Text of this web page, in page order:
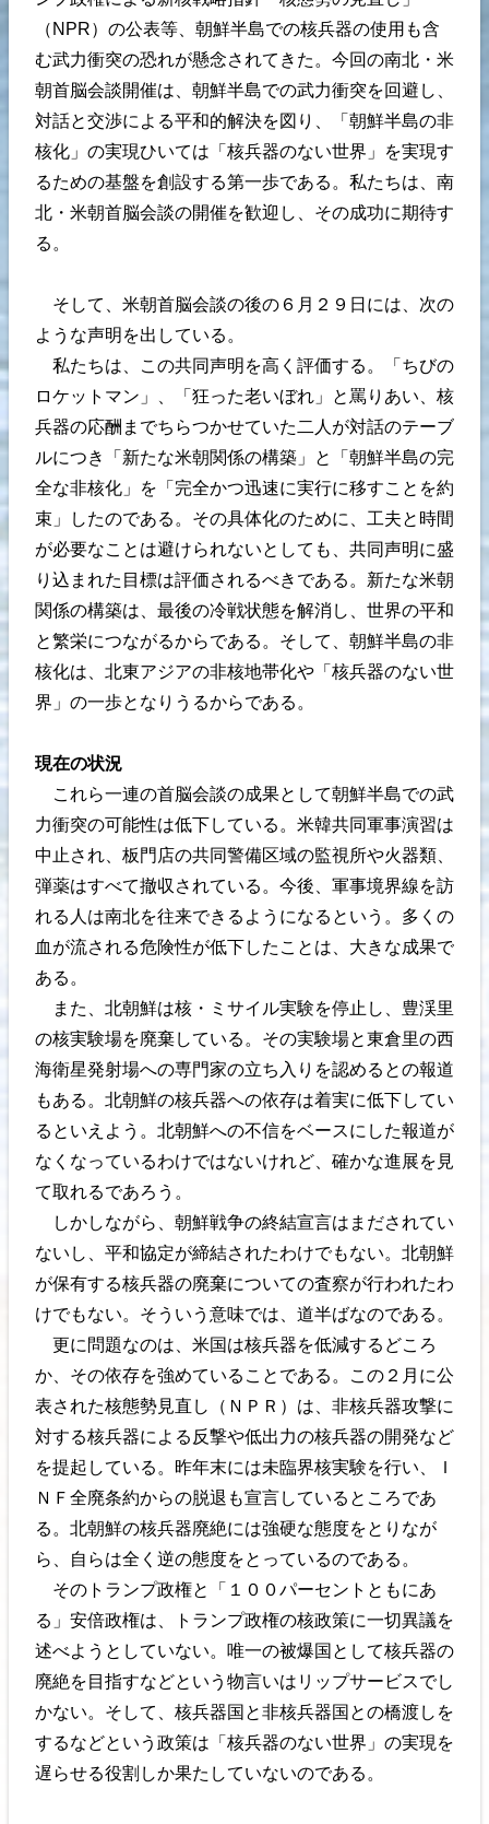
（NPR）の公表等、朝鮮半島での核兵器の使用も含
む武力衝突の恐れが懸念されてきた。今回の南北・米
朝首脳会談開催は、朝鮮半島での武力衝突を回避し、
対話と交渉による平和的解決を図り、「朝鮮半島の非
核化」の実現ひいては「核兵器のない世界」を実現す
るための基盤を創設する第一歩である。私たちは、南
北・米朝首脳会談の開催を歓迎し、その成功に期待す
る。
そして、米朝首脳会談の後の６月２９日には、次の
ような声明を出している。
私たちは、この共同声明を高く評価する。「ちびの
ロケットマン」、「狂った老いぼれ」と罵りあい、核
兵器の応酬までちらつかせていた二人が対話のテーブ
ルにつき「新たな米朝関係の構築」と「朝鮮半島の完
全な非核化」を「完全かつ迅速に実行に移すことを約
束」したのである。その具体化のために、工夫と時間
が必要なことは避けられないとしても、共同声明に盛
り込まれた目標は評価されるべきである。新たな米朝
関係の構築は、最後の冷戦状態を解消し、世界の平和
と繁栄につながるからである。そして、朝鮮半島の非
核化は、北東アジアの非核地帯化や「核兵器のない世
界」の一歩となりうるからである。
現在の状況
これら一連の首脳会談の成果として朝鮮半島での武
力衝突の可能性は低下している。米韓共同軍事演習は
中止され、板門店の共同警備区域の監視所や火器類、
弾薬はすべて撤収されている。今後、軍事境界線を訪
れる人は南北を往来できるようになるという。多くの
血が流される危険性が低下したことは、大きな成果で
ある。
また、北朝鮮は核・ミサイル実験を停止し、豊渓里
の核実験場を廃棄している。その実験場と東倉里の西
海衛星発射場への専門家の立ち入りを認めるとの報道
もある。北朝鮮の核兵器への依存は着実に低下してい
るといえよう。北朝鮮への不信をベースにした報道が
なくなっているわけではないけれど、確かな進展を見
て取れるであろう。
しかしながら、朝鮮戦争の終結宣言はまだされてい
ないし、平和協定が締結されたわけでもない。北朝鮮
が保有する核兵器の廃棄についての査察が行われたわ
けでもない。そういう意味では、道半ばなのである。
更に問題なのは、米国は核兵器を低減するどころ
か、その依存を強めていることである。この２月に公
表された核態勢見直し（ＮＰＲ）は、非核兵器攻撃に
対する核兵器による反撃や低出力の核兵器の開発など
を提起している。昨年末には未臨界核実験を行い、Ｉ
ＮＦ全廃条約からの脱退も宣言しているところであ
る。北朝鮮の核兵器廃絶には強硬な態度をとりなが
ら、自らは全く逆の態度をとっているのである。
そのトランプ政権と「１００パーセントともにあ
る」安倍政権は、トランプ政権の核政策に一切異議を
述べようとしていない。唯一の被爆国として核兵器の
廃絶を目指すなどという物言いはリップサービスでし
かない。そして、核兵器国と非核兵器国との橋渡しを
するなどという政策は「核兵器のない世界」の実現を
遅らせる役割しか果たしていないのである。